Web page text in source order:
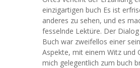
einzigartigen buch Es ist
anderes zu sehen, und es
fesselnde Lektüre. Der
Buch war zweifellos einer
Aspekte, mit einem Witz und
mich gelegentlich zum buch